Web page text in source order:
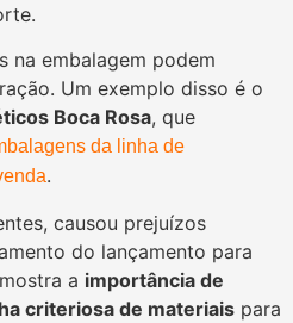
na embalagem podem
Um exemplo disso é o
Boca Rosa, que
da linha de
.
causou prejuízos
do lançamento para
a importância de
criteriosa de materiais para